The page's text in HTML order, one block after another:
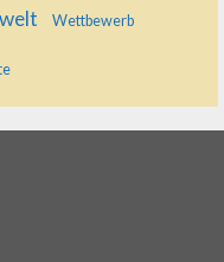
Wettbewerb